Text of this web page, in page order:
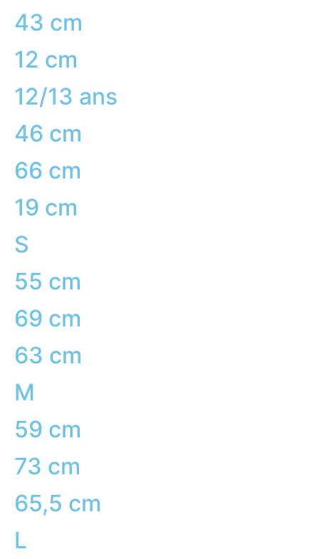
43 cm
12 cm
12/13 ans
46 cm
66 cm
19 cm
S
55 cm
69 cm
63 cm
M
59 cm
73 cm
65,5 cm
L